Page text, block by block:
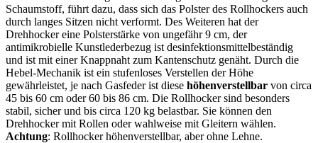
Schaumstoff, führt dazu, dass sich das Polster des Rollhockers auch
durch langes Sitzen nicht verformt. Des Weiteren hat der
Drehhocker eine Polsterstärke von ungefähr 9 cm, der
antimikrobielle Kunstlederbezug ist desinfektionsmittelbeständig
und ist mit einer Knappnaht zum Kantenschutz genäht. Durch die
Hebel-Mechanik ist ein stufenloses Verstellen der Höhe
gewährleistet, je nach Gasfeder ist diese höhenverstellbar von circa
45 bis 60 cm oder 60 bis 86 cm. Die Rollhocker sind besonders
stabil, sicher und bis circa 120 kg belastbar. Sie können den
Drehhocker mit Rollen oder wahlweise mit Gleitern wählen.
Achtung: Rollhocker höhenverstellbar, aber ohne Lehne.